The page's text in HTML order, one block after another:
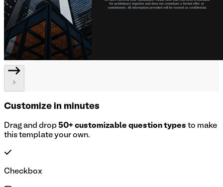
Customize in minutes
Drag and drop 50+ customizable question types to make
this template your own.
Checkbox